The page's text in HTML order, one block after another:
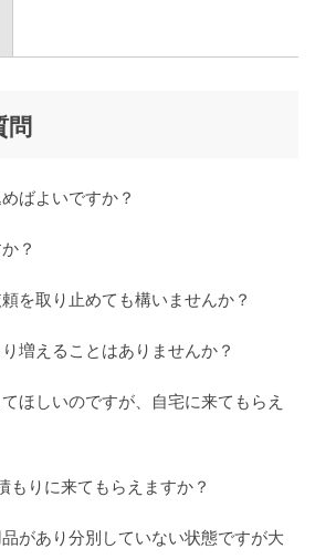
問
ばよいですか？
？
を取り止めても構いませんか？
増えることはありませんか？
ほしいのですが、自宅に来てもらえ
もりに来てもらえますか？
があり分別していない状態ですが大